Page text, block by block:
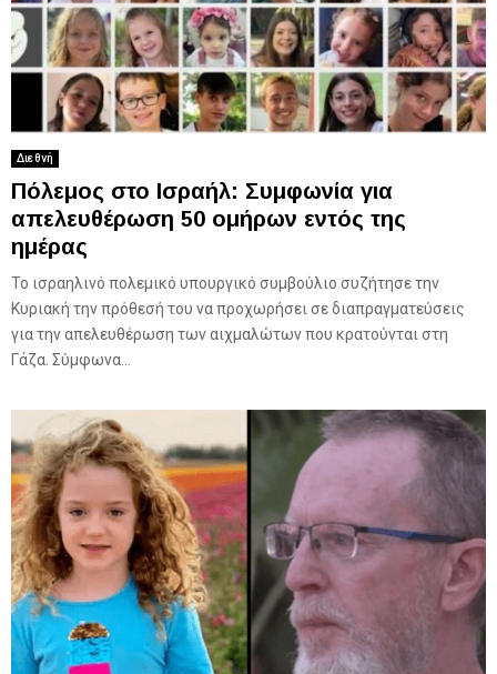
Διεθνή
Πόλεμος στο Ισραήλ: Συμφωνία για
απελευθέρωση 50 ομήρων εντός της
ημέρας
Το ισραηλινό πολεμικό υπουργικό συμβούλιο συζήτησε την
Κυριακή την πρόθεσή του να προχωρήσει σε διαπραγματεύσεις
για την απελευθέρωση των αιχμαλώτων που κρατούνται στη
Γάζα. Σύμφωνα...